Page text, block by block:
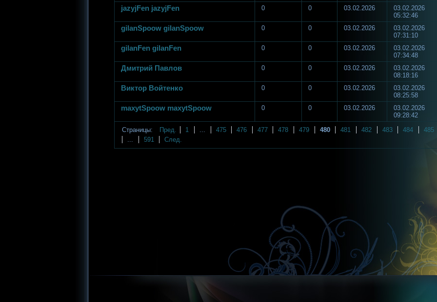
jazyjFen jazyjFen 0 0 03.02.2026
03.02.2026
05:32:46
gilanSpoow gilanSpoow 0 0 03.02.2026
03.02.2026
07:31:10
gilanFen gilanFen 0 0 03.02.2026
03.02.2026
07:34:48
Дмитрий Павлов 0 0 03.02.2026
03.02.2026
08:18:16
Виктор Войтенко 0 0 03.02.2026
03.02.2026
08:25:58
maxytSpoow maxytSpoow 0 0 03.02.2026
03.02.2026
09:28:42
Страницы:
Пред. 1 ... 475 476 477 478 479 480 481 482 483 484
485
...
591 След.